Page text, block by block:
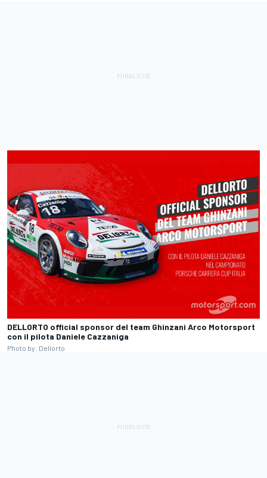
DELLORTO official sponsor del team Ghinzani Arco Motorsport
con il pilota Daniele Cazzaniga
Photo by: Dellorto